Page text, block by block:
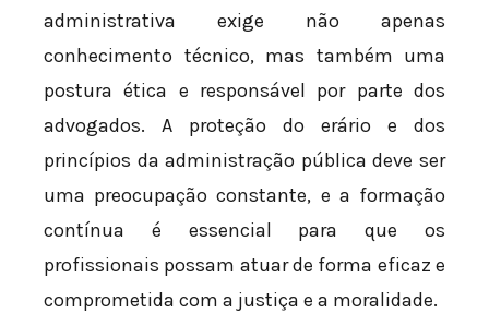
administrativa exige não apenas
conhecimento técnico, mas também uma
postura ética e responsável por parte dos
advogados. A proteção do erário e dos
princípios da administração pública deve ser
uma preocupação constante, e a formação
contínua é essencial para que os
profissionais possam atuar de forma eficaz e
comprometida com a justiça e a moralidade.